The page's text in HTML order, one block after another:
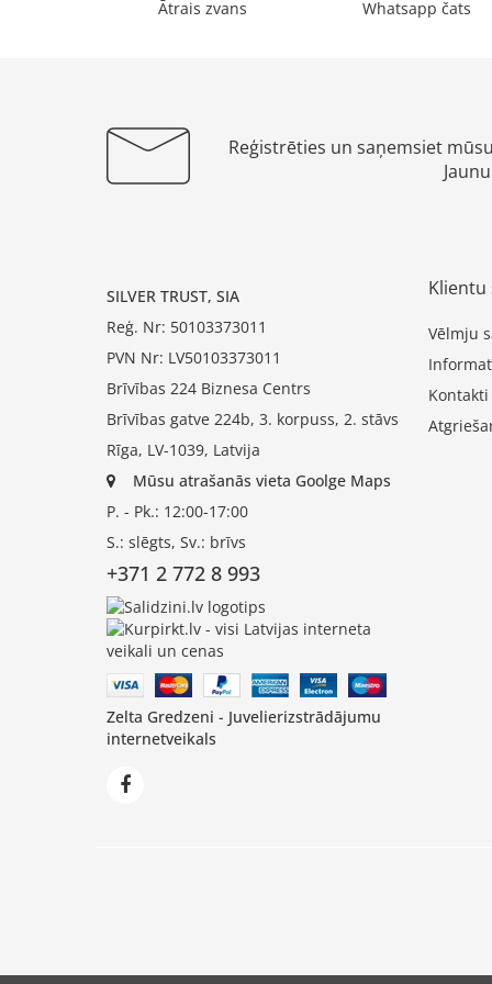
Ātrais zvans Whatsapp čats
Reģistrēties un saņemsiet
SILVER TRUST, SIA
Reģ. Nr: 50103373011
PVN Nr: LV50103373011
Brīvības 224 Biznesa Centrs
Brīvības gatve 224b, 3. korpuss, 2. stāvs
Rīga, LV-1039, Latvija
Mūsu atrašanās vieta Goolge Maps
P. - Pk.: 12:00-17:00
S.: slēgts, Sv.: brīvs
+371 2 772 8 993
Zelta Gredzeni - Juvelierizstrādājumu
internetveikals
Klientu
Vēlmju